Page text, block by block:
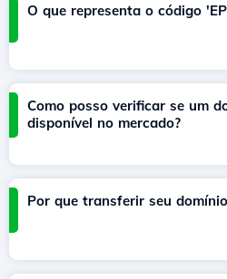
O que representa o código
Como posso verificar se um
disponível no mercado?
Por que transferir seu